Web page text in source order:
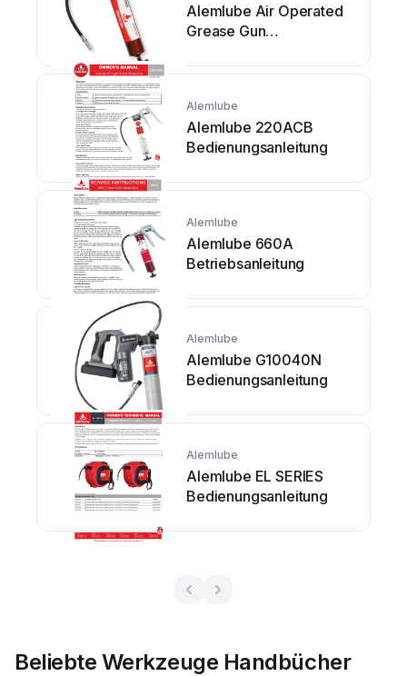
Alemlube Air Operated
Grease Gun
Alemlube
Alemlube 220ACB
Bedienungsanleitung
Alemlube
Alemlube 660A
Betriebsanleitung
Alemlube
Alemlube G10040N
Bedienungsanleitung
Alemlube
Alemlube EL SERIES
Bedienungsanleitung
Beliebte Werkzeuge Handbücher